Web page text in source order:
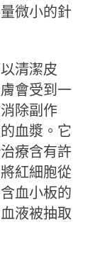
微小的針
清潔皮
會受到一
除副作
血漿。它
療含有許
紅細胞從
血小板的
液被抽取